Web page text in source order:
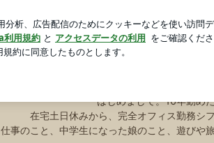
ログ
旅好
はじめまして。16年勤め
在宅土日休みから、完全オフィス勤務シ
仕事のこと、中学生になった娘のこと、遊びや